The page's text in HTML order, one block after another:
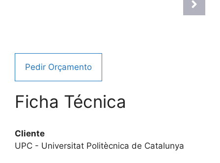
Pedir Orçamento
Ficha Técnica
Cliente
UPC - Universitat Politècnica de Catalunya